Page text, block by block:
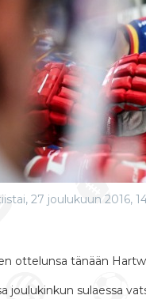
27 joulukuun 2016,
ottelunsa tänään
joulukinkun sulaessa